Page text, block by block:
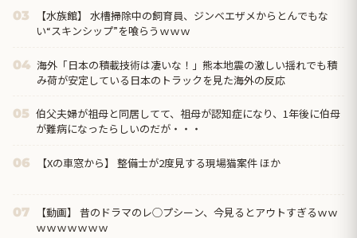
03
【水族館】 水槽掃除中の飼育員、ジンベエザメからとんでもな
い“スキンシップ”を喰らうｗｗｗ
04 海外「日本の積載技術は凄いな！」熊本地震の激しい揺れでも積
み荷が安定している日本のトラックを見た海外の反応
05 伯父夫婦が祖母と同居してて、祖母が認知症になり、1年後に伯母
が難病になったらしいのだが・・・
06 【Xの車窓から】 整備士が2度見する現場猫案件 ほか
07
【動画】 昔のドラマのレ◯プシーン、今見るとアウトすぎるｗｗ
ｗｗｗｗｗｗｗ